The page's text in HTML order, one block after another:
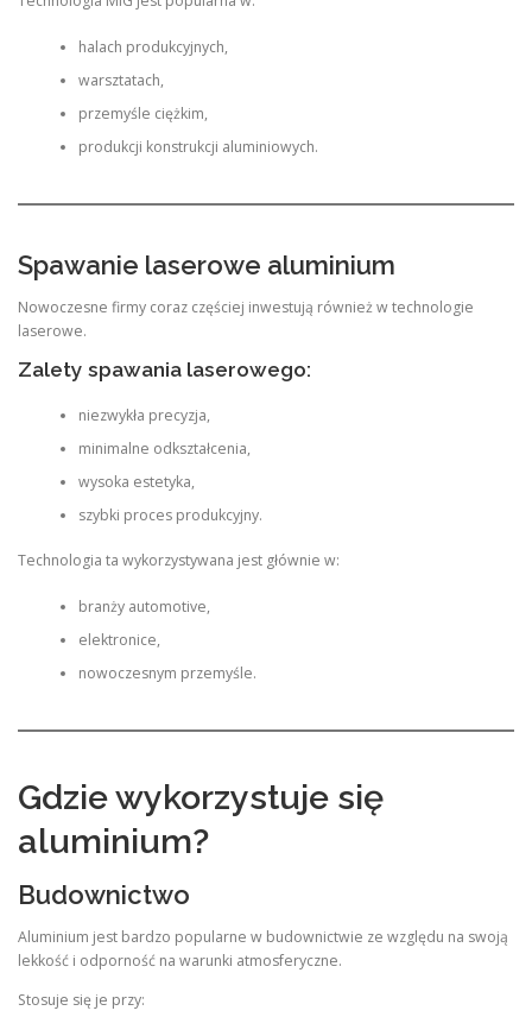
halach produkcyjnych,
warsztatach,
przemyśle ciężkim,
produkcji konstrukcji aluminiowych.
Spawanie laserowe aluminium
Nowoczesne firmy coraz częściej inwestują również w technologie
laserowe.
Zalety spawania laserowego:
niezwykła precyzja,
minimalne odkształcenia,
wysoka estetyka,
szybki proces produkcyjny.
Technologia ta wykorzystywana jest głównie w:
branży automotive,
elektronice,
nowoczesnym przemyśle.
Gdzie wykorzystuje się
aluminium?
Budownictwo
Aluminium jest bardzo popularne w budownictwie ze względu na swoją
lekkość i odporność na warunki atmosferyczne.
Stosuje się je przy: